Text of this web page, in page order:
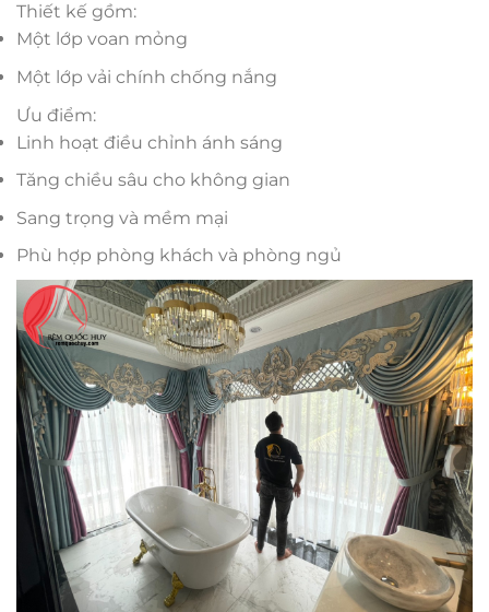
Thiết kế gồm:
Một lớp voan mỏng
Một lớp vải chính chống nắng
Ưu điểm:
Linh hoạt điều chỉnh ánh sáng
Tăng chiều sâu cho không gian
Sang trọng và mềm mại
Phù hợp phòng khách và phòng ngủ